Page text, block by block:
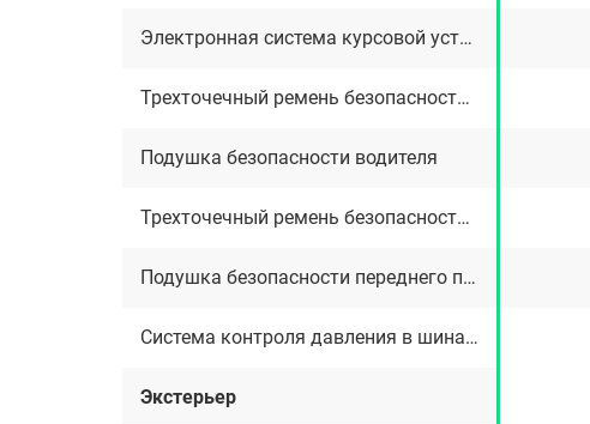
Электронная система курсовой устойчивости (ESP)
Трехточечный ремень безопасности пасажиров второго ряда
Подушка безопасности водителя
Трехточечный ремень безопасности водителя
Подушка безопасности переднего пассажира
Система контроля давления в шинах (TPMS)
Экстерьер